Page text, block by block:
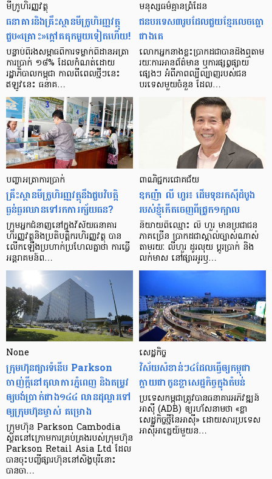
មីក្រូ​ហិរញ្ញវត្ថុ
ធនាគារ​និង​គ្រឹះស្ថាន​មីក្រូ​ហិរញ្ញវត្ថុ​
ជួប«គ្រោះ»ក្តៅ​គគុក​មួយ​ទៀត​ហើយ!
បន្ទាប់​ពី​រង​សម្ពាធ​​ពី​ការ​ទម្លាក់​ពិដាន​អត្រា​
ការ​ប្រាក់ ១៨​% ដែល​កំណត់​ដោយ​
រដ្ឋាភិបាល​កម្ពុជា កាល​ពី​ពេល​ថ្មីៗ​នេះ
ឥឡូវ​នេះ ធនាគ…
មនុស្ស​ធម៌​គ្មាន​ព្រំដែន
ជន​បរទេស​៣​រូប​ដែល​ជួយ​ខ្មែរ​លេច​ធ្លោ​
ជាង​គេ
លោកអ្នក​នាង​ខ្លះ​ប្រាកដ​ជា​បាន​​ដឹង​ឮ​តាម​
រយៈ​ការ​អាន​ព័ត៌មាន ឬ​ការ​ផ្សព្វផ្សាយ​
ផ្សេងៗ អំពី​ភាព​ល្បីល្បាញ​របស់​ជន​
បរទេស​មួយ​ចំនួន ដែល…
បញ្ហា​អត្រា​ការប្រាក់
គ្រឹះស្ថាន​មីក្រូ​ហិរញ្ញវត្ថុ​នឹង​ជួប​វិបត្តិ​
ធ្ងន់ធ្ងរ​ឈាន​ទៅ​រក​ការ​ក្ស័យធន?
ក្រុម​អ្នក​ជំនាញ​នៅ​ក្នុង​វិស័យ​ធនាគារ
ហិរញ្ញវត្ថុ​និង​ប្រតិបត្តិករ​ហិរញ្ញ​វត្ថុ បាន​​
លើក​ឡើង​ប្រហាក់​ប្រហែល​គ្នា​ថា ការ​ធ្វើ​
អន្តរាគមន៍​ព…
ពាណិជ្ជករជោគជ័យ
ឧកញ៉ា លី ហួរ៖ ដើមទុនរកស៊ីដំបូង
របស់ខ្ញុំកើតចេញពីជ្រូក១ក្បាល
និយាយ​ពី​ឈ្មោះ លី ហួរ មាន​ប្រជាជន​
ភាគ​ច្រើន ប្រាកដ​ជា​ស្គាល់​ច្បាស់​ណាស់
តាមរយៈ លីហួរ ដូរ​លុយ ប្តូរ​បា្រក់ និង​
លក់​មាស នៅ​ផ្សារ​អូរ​ឫ…
None
ក្រុមហ៊ុនផ្សារទំនើប Parkson
ចាញ់ក្ដីនៅតុលាការភ្នំពេញ និងតម្រូវ
ឲ្យបង់ប្រាក់ជាង១៤៤ លានដុល្លារទៅ
ឲ្យក្រុមហ៊ុនម្ចាស់ គម្រោង
ក្រុមហ៊ុន Parkson Cambodia
ស្ថិតនៅក្រោមការគ្រប់គ្រងរបស់ក្រុមហ៊ុន
Parkson Retail Asia Ltd ដែល
បានចុះបញ្ចីផ្សារហ៊ុននៅសិង្ហបុរីនោះ
បានចា…
សេដ្ឋកិច្ច​
វិស័យ​សំខាន់ៗ​៤​ដែល​ធ្វើ​ឲ្យ​កម្ពុជា​
ក្លាយ​ជា​កូន​ខ្លា​សេដ្ឋកិច្ច​ក្នុង​តំបន់
ប្រទេស​កម្ពុជា​ត្រូវ​បាន​ធនាគារ​អភិវឌ្ឍន៍​
អាស៊ី (ADB) ឲ្យ​រហ័ស​នាមថា «ខ្លា​
សេដ្ឋកិច្ច​ថ្មី​នៃ​អាស៊ី» ដោយសារ​ប្រទេស​
អាស៊ី​អាគ្នេយ៍​មួយ​ន…